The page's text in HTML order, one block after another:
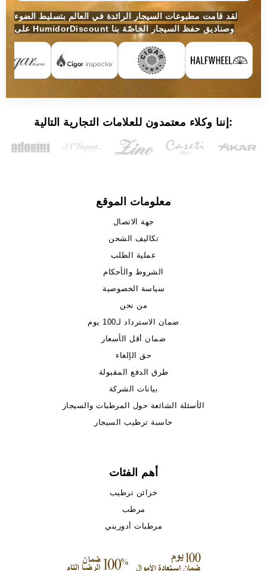
لقد قامت مطبوعات السيجار الرائدة في العالم بتسليط الضوء
على HumidorDiscount وصناديق حفظ السيجار الخاصّة بنا
إننا وكلاء معتمدون للعلامات التجارية التالية:
معلومات الموقع
جهة الاتصال
تكاليف الشحن
عملية الطلب
الشروط والأحكام
سياسة الخصوصية
من نحن
ضمان الاسترداد لـ100 يوم
ضمان أقل الأسعار
حق الإلغاء
طرق الدفع المقبولة
بيانات الشركة
الأسئلة الشائعة حول المرطبات والسيجار
حاسبة ترطيب السيجار
أهم الفئات
خزائن ترطيب
مرطب
مرطبات أدوريني